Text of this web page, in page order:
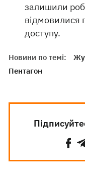
залишили
відмовилися
доступу.
Новини по темі:
Пентагон